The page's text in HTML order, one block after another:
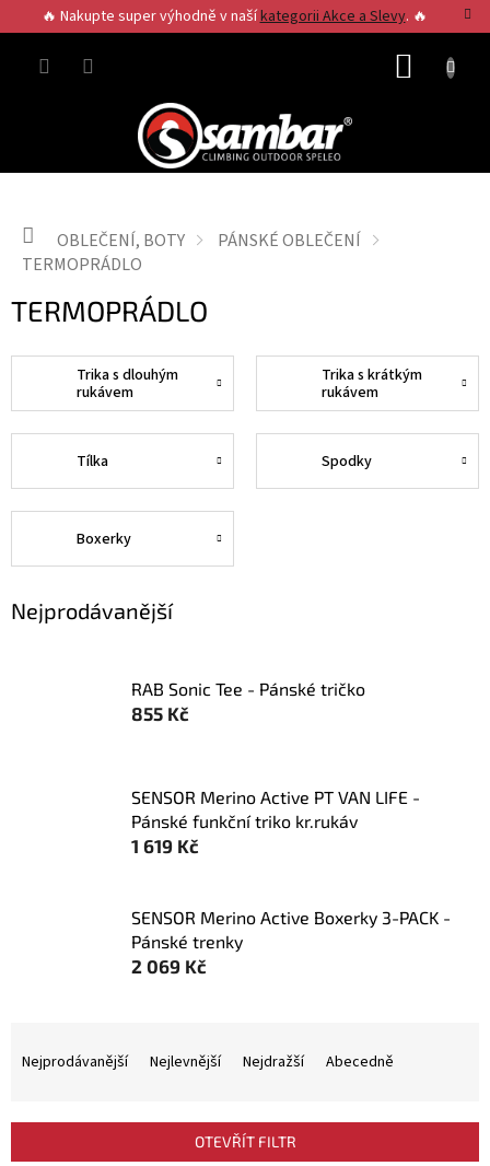
na
obsah
🔥 Nakupte super výhodně v našíkategorii Akce a Slevy. 🔥
Domů
OBLEČENÍ, BOTY
PÁNSKÉ OBLEČENÍ
TERMOPRÁDLO
TERMOPRÁDLO
Trika s dlouhým
rukávem
Trika s krátkým
rukávem
Tílka Spodky
Boxerky
Nejprodávanější
RAB Sonic Tee - Pánské tričko
855 Kč
SENSOR Merino Active PT VAN LIFE -
Pánské funkční triko kr.rukáv
1 619 Kč
SENSOR Merino Active Boxerky 3-PACK -
Pánské trenky
2 069 Kč
n
Nejprodávanější Nejlevnější Nejdražší Abecedně
OTEVŘÍT FILTR